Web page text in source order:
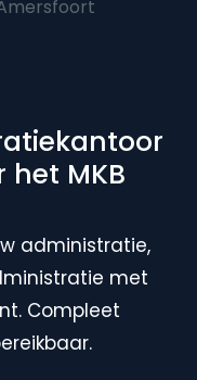
MKB
administratie,
met
Compleet